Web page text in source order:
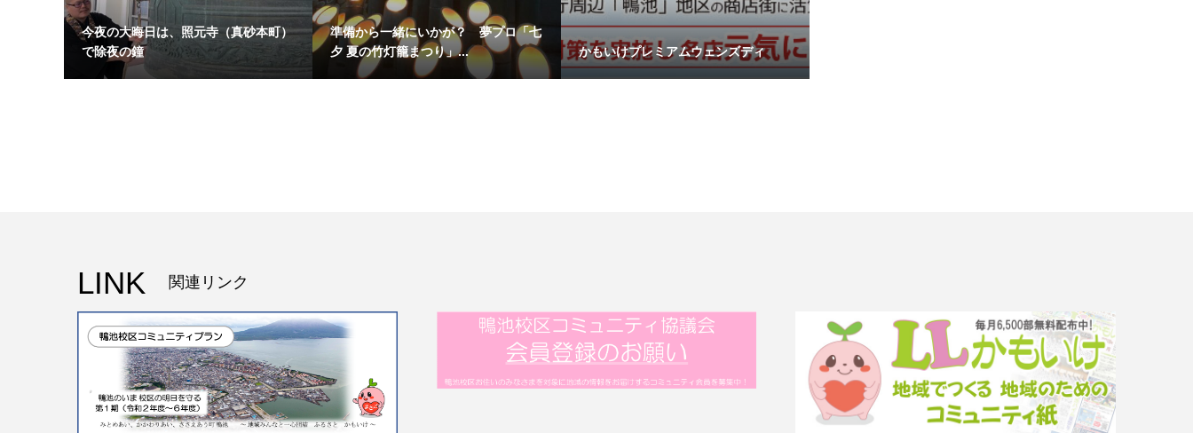
今夜の大晦日は、照元寺（真砂本町）
で除夜の鐘
準備から一緒にいかが？ 夢プロ「七
夕 夏の竹灯籠まつり」...
かもいけプレミアムウェンズディ
LINK 関連リンク